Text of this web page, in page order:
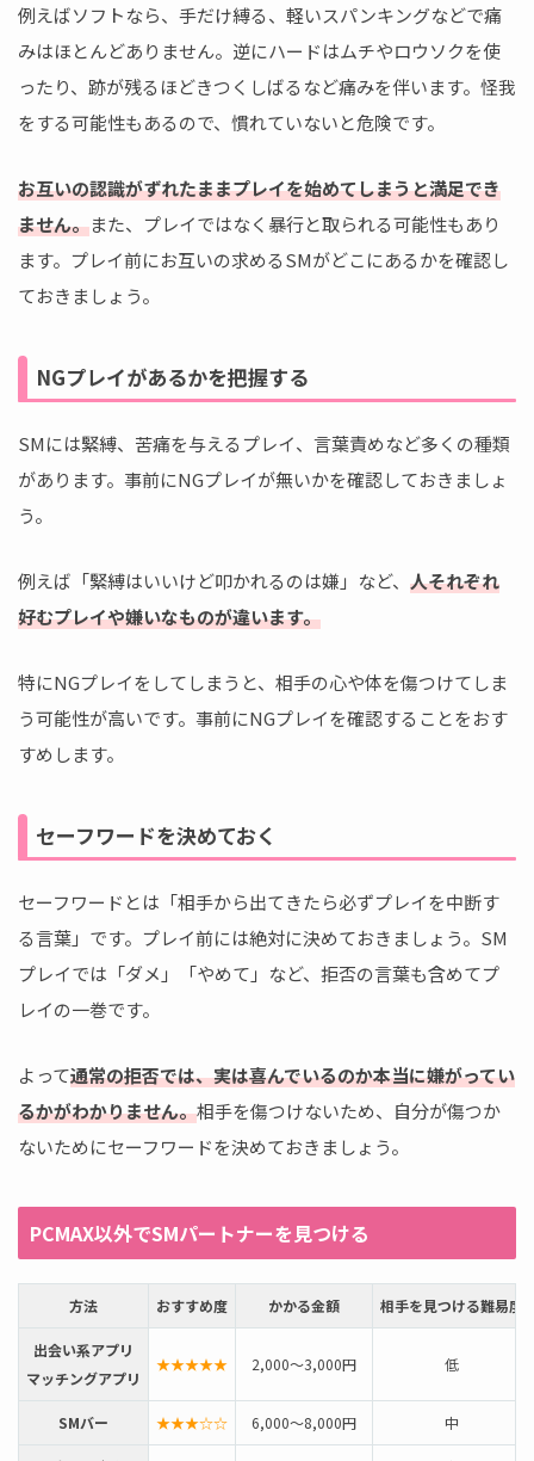
例えばソフトなら、手だけ縛る、軽いスパンキングなどで痛
みはほとんどありません。逆にハードはムチやロウソクを使
ったり、跡が残るほどきつくしばるなど痛みを伴います。怪我
をする可能性もあるので、慣れていないと危険です。
お互いの認識がずれたままプレイを始めてしまうと満足でき
ません。また、プレイではなく暴行と取られる可能性もあり
ます。プレイ前にお互いの求めるSMがどこにあるかを確認し
ておきましょう。
NGプレイがあるかを把握する
SMには緊縛、苦痛を与えるプレイ、言葉責めなど多くの種類
があります。事前にNGプレイが無いかを確認しておきましょ
う。
例えば「緊縛はいいけど叩かれるのは嫌」など、 人それぞれ
好むプレイや嫌いなものが違います。
特にNGプレイをしてしまうと、相手の心や体を傷つけてしま
う可能性が高いです。事前にNGプレイを確認することをおす
すめします。
セーフワードを決めておく
セーフワードとは「相手から出てきたら必ずプレイを中断す
る言葉」です。プレイ前には絶対に決めておきましょう。SM
プレイでは「ダメ」「やめて」など、拒否の言葉も含めてプ
レイの一巻です。
よって通常の拒否では、実は喜んでいるのか本当に嫌がってい
るかがわかりません。相手を傷つけないため、自分が傷つか
ないためにセーフワードを決めておきましょう。
PCMAX以外でSMパートナーを見つける
方法 おすすめ度 かかる金額 相手を見つける難易度
出会い系アプリ
マッチングアプリ
★★★★★ 2,000～3,000円 低
SMバー ★★★☆☆ 6,000～8,000円 中